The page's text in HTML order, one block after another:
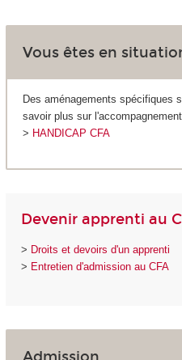
Vous êtes en
Des aménagements spécifiques
savoir plus sur l'accompagnement
> HANDICAP CFA
Devenir apprenti au
> Droits et devoirs d'un apprenti
> Entretien d'admission au CFA